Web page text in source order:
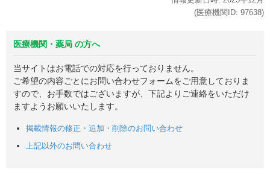
(医療機関ID: 97638)
医療機関・薬局 の方へ
当サイトはお電話での対応を行っておりません。
ご希望の内容ごとにお問い合わせフォームをご用意しておりま
すので、お手数ではございますが、下記よりご連絡をいただけ
ますようお願いいたします。
掲載情報の修正・追加・削除のお問い合わせ
上記以外のお問い合わせ